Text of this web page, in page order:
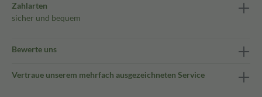
Zahlarten
sicher und bequem
Bewerte uns
Vertraue unserem mehrfach ausgezeichneten Service